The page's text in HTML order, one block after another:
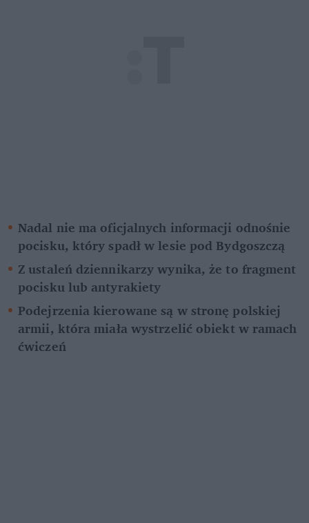
Nadal nie ma oficjalnych informacji odnośnie
pocisku, który spadł w lesie pod Bydgoszczą
Z ustaleń dziennikarzy wynika, że to fragment
pocisku lub antyrakiety
Podejrzenia kierowane są w stronę polskiej
armii, która miała wystrzelić obiekt w ramach
ćwiczeń